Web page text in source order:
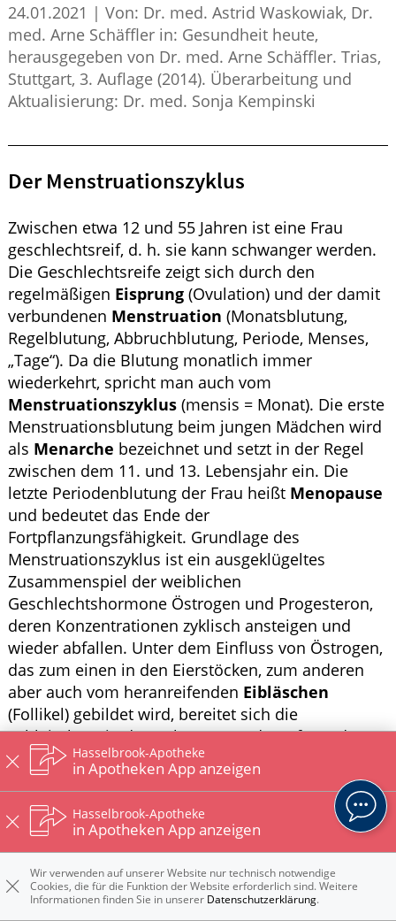
24.01.2021 | Von: Dr. med. Astrid Waskowiak, Dr.
med. Arne Schäffler in: Gesundheit heute,
herausgegeben von Dr. med. Arne Schäffler. Trias,
Stuttgart, 3. Auflage (2014). Überarbeitung und
Aktualisierung: Dr. med. Sonja Kempinski
Der Menstruationszyklus
Zwischen etwa 12 und 55 Jahren ist eine Frau
geschlechtsreif, d. h. sie kann schwanger werden.
Die Geschlechtsreife zeigt sich durch den
regelmäßigen Eisprung (Ovulation) und der damit
verbundenen Menstruation (Monatsblutung,
Regelblutung, Abbruchblutung, Periode, Menses,
„Tage“). Da die Blutung monatlich immer
wiederkehrt, spricht man auch vom
Menstruationszyklus (mensis = Monat). Die erste
Menstruationsblutung beim jungen Mädchen wird
als Menarche bezeichnet und setzt in der Regel
zwischen dem 11. und 13. Lebensjahr ein. Die
letzte Periodenblutung der Frau heißt Menopause
und bedeutet das Ende der
Fortpflanzungsfähigkeit. Grundlage des
Menstruationszyklus ist ein ausgeklügeltes
Zusammenspiel der weiblichen
Geschlechtshormone Östrogen und Progesteron,
deren Konzentrationen zyklisch ansteigen und
wieder abfallen. Unter dem Einfluss von Östrogen,
das zum einen in den Eierstöcken, zum anderen
aber auch vom heranreifenden Eibläschen
(Follikel) gebildet wird, bereitet sich die
Schleimhaut in der Gebärmutter darauf vor, dass
ein befruchtetes Ei sich einnisten kann. Die
Schleimhaut verdichtet sich, indem ihre Zellen sich
stark vermehren, und lagert Nährstoffe ein. Sie
wird aufgebaut und wächst von etwa 2 mm bis auf
eine Stärke von 10–12 mm. Hat die
Östrogenkonzentration eine bestimmte Höhe
erreicht, bewirkt sie die Ausschüttung des
Hasselbrook-Apotheke
in Apotheken App anzeigen
Hasselbrook-Apotheke
in Apotheken App anzeigen
Wir verwenden auf unserer Website nur technisch notwendige
Cookies, die für die Funktion der Website erforderlich sind. Weitere
Informationen finden Sie in unserer Datenschutzerklärung.